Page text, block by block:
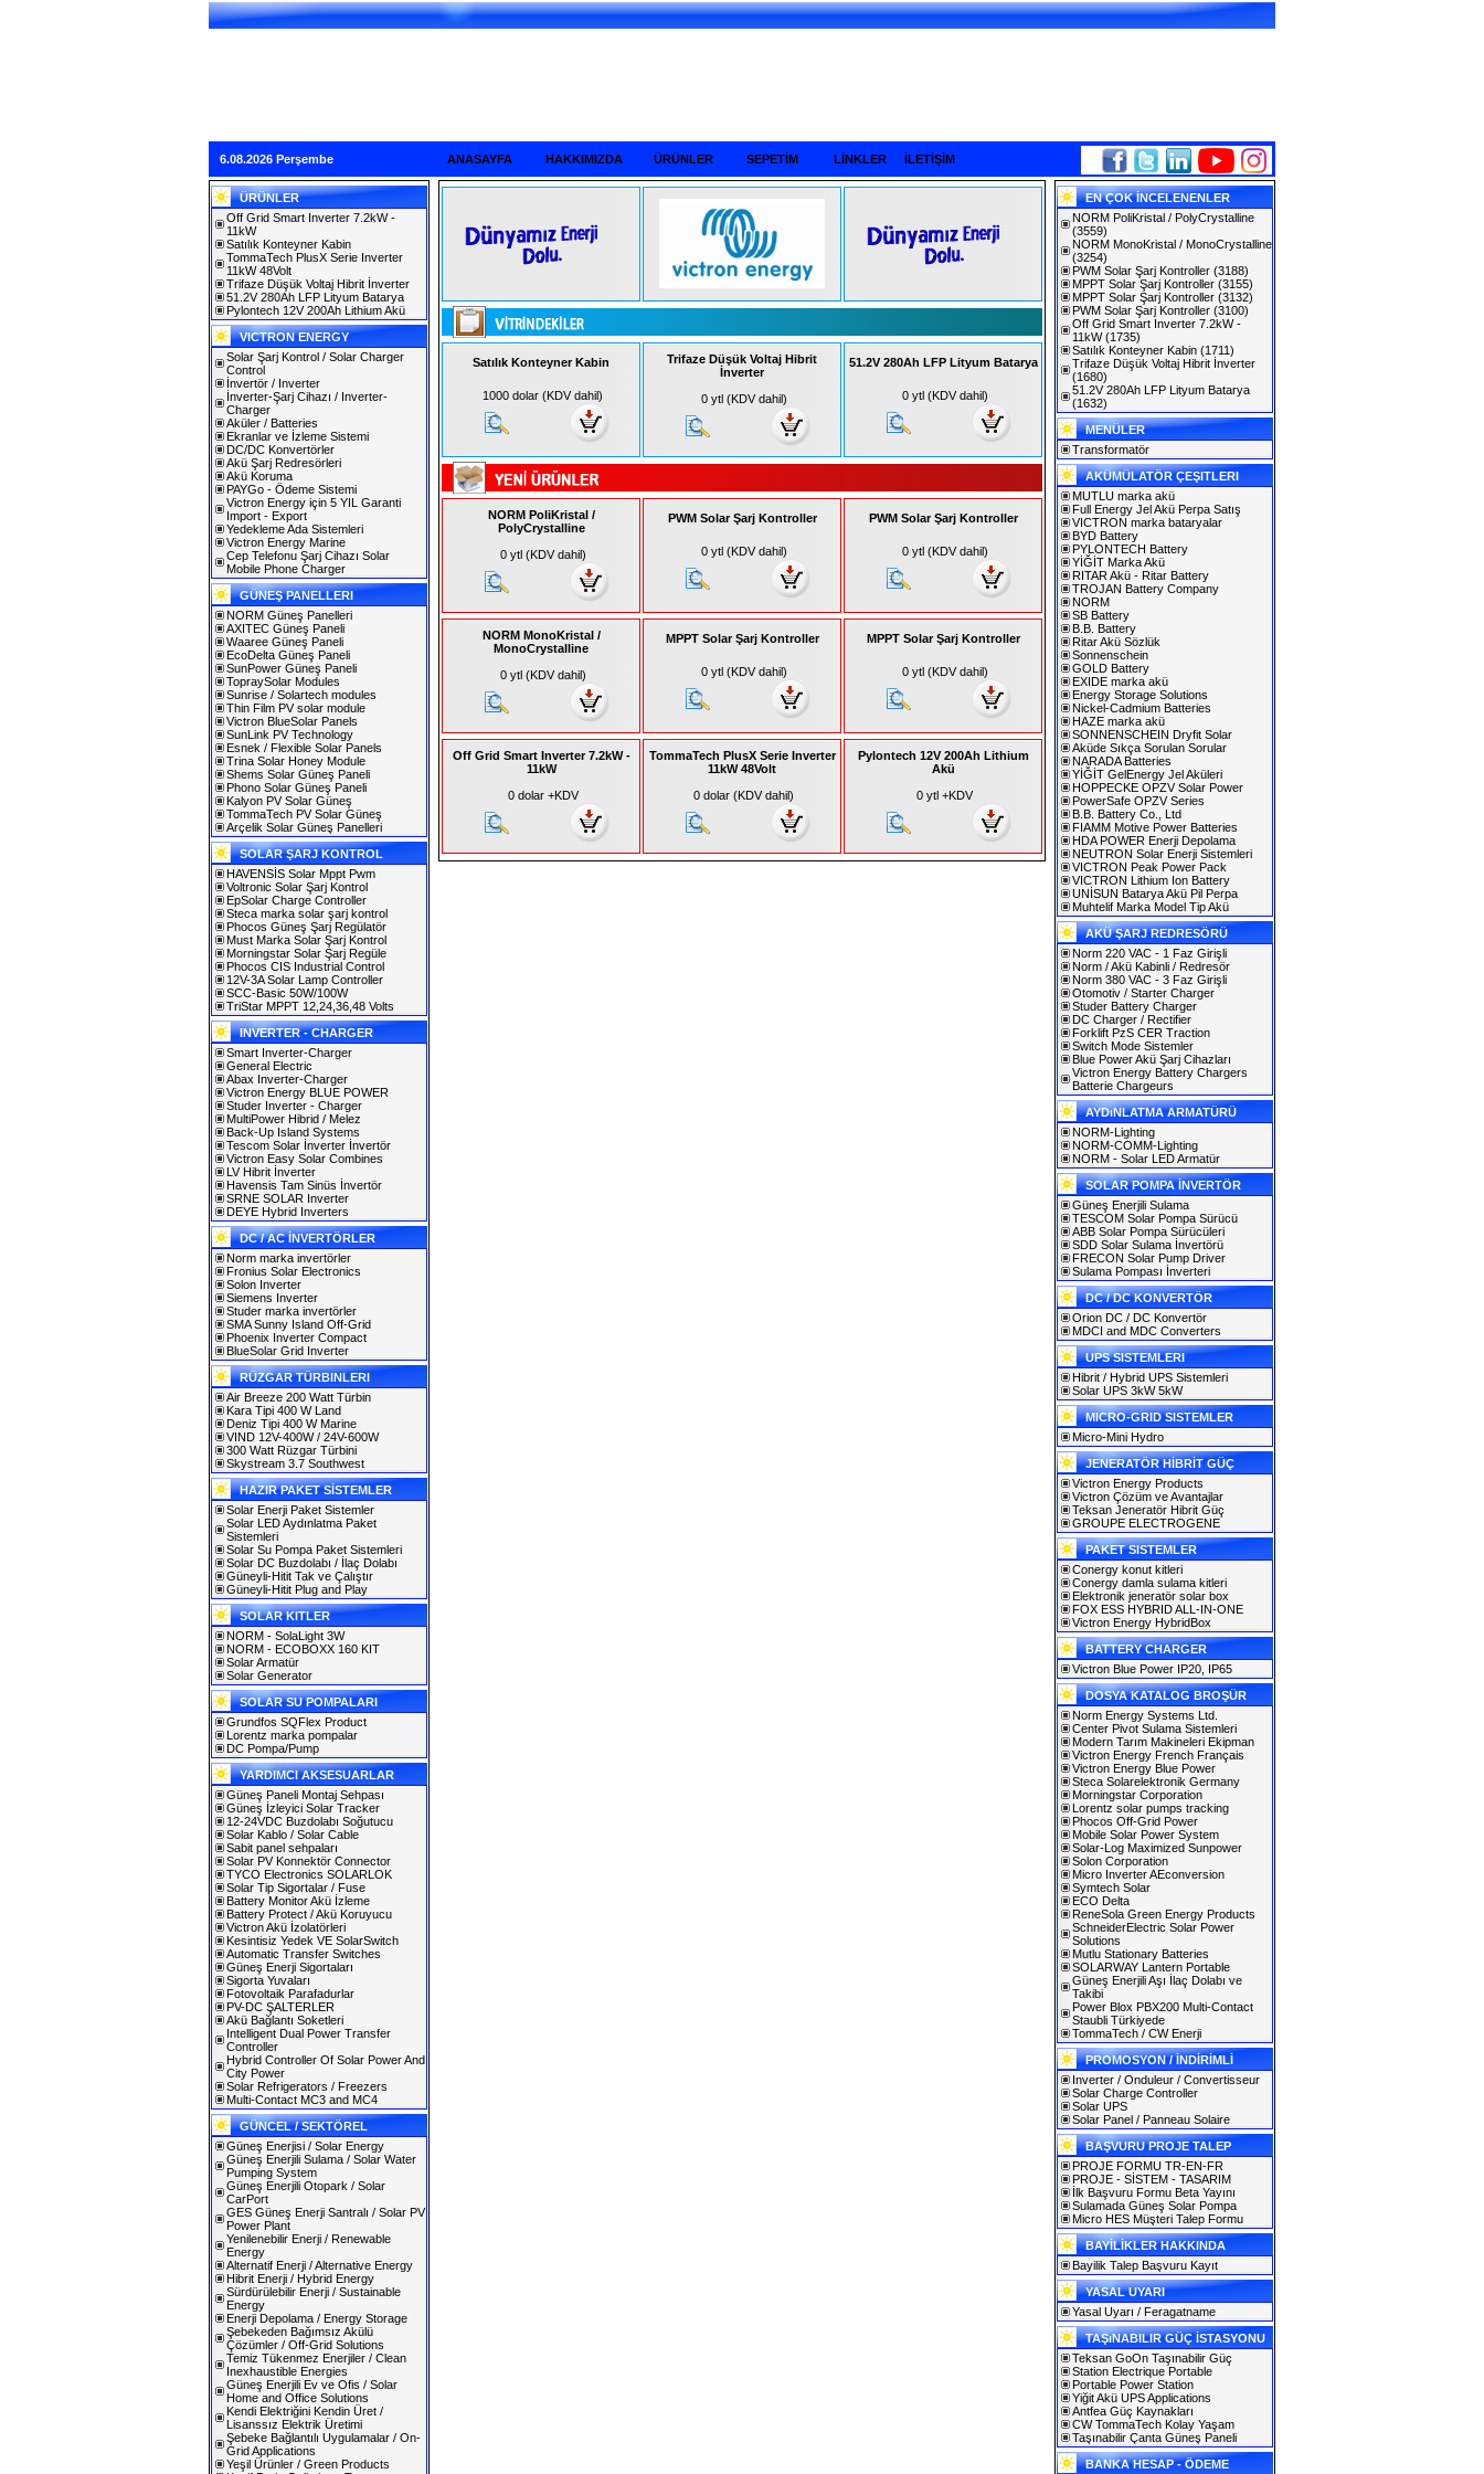
6.08.2026 Perşembe ANASAYFA HAKKIMIZDA ÜRÜNLER SEPETİM LİNKLER İLETİŞİM
ÜRÜNLER
Off Grid Smart Inverter 7.2kW -
11kW
Satılık Konteyner Kabin
TommaTech PlusX Serie Inverter
11kW 48Volt
Trifaze Düşük Voltaj Hibrit İnverter
51.2V 280Ah LFP Lityum Batarya
Pylontech 12V 200Ah Lithium Akü
VICTRON ENERGY
Solar Şarj Kontrol / Solar Charger
Control
İnvertör / Inverter
İnverter-Şarj Cihazı / Inverter-
Charger
Aküler / Batteries
Ekranlar ve İzleme Sistemi
DC/DC Konvertörler
Akü Şarj Redresörleri
Akü Koruma
PAYGo - Ödeme Sistemi
Victron Energy için 5 YIL Garanti
Import - Export
Yedekleme Ada Sistemleri
Victron Energy Marine
Cep Telefonu Şarj Cihazı Solar
Mobile Phone Charger
GÜNEŞ PANELLERI
NORM Güneş Panelleri
AXITEC Güneş Paneli
Waaree Güneş Paneli
EcoDelta Güneş Paneli
SunPower Güneş Paneli
TopraySolar Modules
Sunrise / Solartech modules
Thin Film PV solar module
Victron BlueSolar Panels
SunLink PV Technology
Esnek / Flexible Solar Panels
Trina Solar Honey Module
Shems Solar Güneş Paneli
Phono Solar Güneş Paneli
Kalyon PV Solar Güneş
TommaTech PV Solar Güneş
Arçelik Solar Güneş Panelleri
SOLAR ŞARJ KONTROL
HAVENSİS Solar Mppt Pwm
Voltronic Solar Şarj Kontrol
EpSolar Charge Controller
Steca marka solar şarj kontrol
Phocos Güneş Şarj Regülatör
Must Marka Solar Şarj Kontrol
Morningstar Solar Şarj Regüle
Phocos CIS Industrial Control
12V-3A Solar Lamp Controller
SCC-Basic 50W/100W
TriStar MPPT 12,24,36,48 Volts
INVERTER - CHARGER
Smart Inverter-Charger
General Electric
Abax Inverter-Charger
Victron Energy BLUE POWER
Studer Inverter - Charger
MultiPower Hibrid / Melez
Back-Up Island Systems
Tescom Solar İnverter İnvertör
Victron Easy Solar Combines
LV Hibrit İnverter
Havensis Tam Sinüs İnvertör
SRNE SOLAR Inverter
DEYE Hybrid Inverters
DC / AC İNVERTÖRLER
Norm marka invertörler
Fronius Solar Electronics
Solon Inverter
Siemens Inverter
Studer marka invertörler
SMA Sunny Island Off-Grid
Phoenix Inverter Compact
BlueSolar Grid Inverter
RÜZGAR TÜRBINLERI
Air Breeze 200 Watt Türbin
Kara Tipi 400 W Land
Deniz Tipi 400 W Marine
VIND 12V-400W / 24V-600W
300 Watt Rüzgar Türbini
Skystream 3.7 Southwest
HAZIR PAKET SİSTEMLER
Solar Enerji Paket Sistemler
Solar LED Aydınlatma Paket
Sistemleri
Solar Su Pompa Paket Sistemleri
Solar DC Buzdolabı / İlaç Dolabı
Güneyli-Hitit Tak ve Çalıştır
Güneyli-Hitit Plug and Play
SOLAR KITLER
NORM - SolaLight 3W
NORM - ECOBOXX 160 KIT
Solar Armatür
Solar Generator
SOLAR SU POMPALARI
Grundfos SQFlex Product
Lorentz marka pompalar
DC Pompa/Pump
YARDIMCI AKSESUARLAR
Güneş Paneli Montaj Sehpası
Güneş İzleyici Solar Tracker
12-24VDC Buzdolabı Soğutucu
Solar Kablo / Solar Cable
Sabit panel sehpaları
Solar PV Konnektör Connector
TYCO Electronics SOLARLOK
Solar Tip Sigortalar / Fuse
Battery Monitor Akü İzleme
Battery Protect / Akü Koruyucu
Victron Akü İzolatörleri
Kesintisiz Yedek VE SolarSwitch
Automatic Transfer Switches
Güneş Enerji Sigortaları
Sigorta Yuvaları
Fotovoltaik Parafadurlar
PV-DC ŞALTERLER
Akü Bağlantı Soketleri
Intelligent Dual Power Transfer
Controller
Hybrid Controller Of Solar Power And
City Power
Solar Refrigerators / Freezers
Multi-Contact MC3 and MC4
GÜNCEL / SEKTÖREL
Güneş Enerjisi / Solar Energy
Güneş Enerjili Sulama / Solar Water
Pumping System
Güneş Enerjili Otopark / Solar
CarPort
GES Güneş Enerji Santralı / Solar PV
Power Plant
Yenilenebilir Enerji / Renewable
Energy
Alternatif Enerji / Alternative Energy
Hibrit Enerji / Hybrid Energy
Sürdürülebilir Enerji / Sustainable
Energy
Enerji Depolama / Energy Storage
Şebekeden Bağımsız Akülü
Çözümler / Off-Grid Solutions
Temiz Tükenmez Enerjiler / Clean
Inexhaustible Energies
Güneş Enerjili Ev ve Ofis / Solar
Home and Office Solutions
Kendi Elektriğini Kendin Üret /
Lisanssız Elektrik Üretimi
Şebeke Bağlantılı Uygulamalar / On-
Grid Applications
Yeşil Ürünler / Green Products
Satılık Konteyner Kabin
1000 dolar (KDV dahil)
Trifaze Düşük Voltaj Hibrit
İnverter
0 ytl (KDV dahil)
51.2V 280Ah LFP Lityum Batarya
0 ytl (KDV dahil)
NORM PoliKristal /
PolyCrystalline
0 ytl (KDV dahil)
PWM Solar Şarj Kontroller
0 ytl (KDV dahil)
PWM Solar Şarj Kontroller
0 ytl (KDV dahil)
NORM MonoKristal /
MonoCrystalline
0 ytl (KDV dahil)
MPPT Solar Şarj Kontroller
0 ytl (KDV dahil)
MPPT Solar Şarj Kontroller
0 ytl (KDV dahil)
Off Grid Smart Inverter 7.2kW -
11kW
0 dolar +KDV
TommaTech PlusX Serie Inverter
11kW 48Volt
0 dolar (KDV dahil)
Pylontech 12V 200Ah Lithium
Akü
0 ytl +KDV
EN ÇOK İNCELENENLER
NORM PoliKristal / PolyCrystalline
(3559)
NORM MonoKristal / MonoCrystalline
(3254)
PWM Solar Şarj Kontroller (3188)
MPPT Solar Şarj Kontroller (3155)
MPPT Solar Şarj Kontroller (3132)
PWM Solar Şarj Kontroller (3100)
Off Grid Smart Inverter 7.2kW -
11kW(1735)
Satılık Konteyner Kabin (1711)
Trifaze Düşük Voltaj Hibrit İnverter
(1680)
51.2V 280Ah LFP Lityum Batarya
(1632)
MENÜLER
Transformatör
AKÜMÜLATÖR ÇEŞITLERI
MUTLU marka akü
Full Energy Jel Akü Perpa Satış
VICTRON marka bataryalar
BYD Battery
PYLONTECH Battery
YİĞİT Marka Akü
RITAR Akü - Ritar Battery
TROJAN Battery Company
NORM
SB Battery
B.B. Battery
Ritar Akü Sözlük
Sonnenschein
GOLD Battery
EXIDE marka akü
Energy Storage Solutions
Nickel-Cadmium Batteries
HAZE marka akü
SONNENSCHEIN Dryfit Solar
Aküde Sıkça Sorulan Sorular
NARADA Batteries
YİĞİT GelEnergy Jel Aküleri
HOPPECKE OPZV Solar Power
PowerSafe OPZV Series
B.B. Battery Co., Ltd
FIAMM Motive Power Batteries
HDA POWER Enerji Depolama
NEUTRON Solar Enerji Sistemleri
VICTRON Peak Power Pack
VICTRON Lithium Ion Battery
UNİSUN Batarya Akü Pil Perpa
Muhtelif Marka Model Tip Akü
AKÜ ŞARJ REDRESÖRÜ
Norm 220 VAC - 1 Faz Girişli
Norm / Akü Kabinli / Redresör
Norm 380 VAC - 3 Faz Girişli
Otomotiv / Starter Charger
Studer Battery Charger
DC Charger / Rectifier
Forklift PzS CER Traction
Switch Mode Sistemler
Blue Power Akü Şarj Cihazları
Victron Energy Battery Chargers
Batterie Chargeurs
AYDıNLATMA ARMATÜRÜ
NORM-Lighting
NORM-COMM-Lighting
NORM - Solar LED Armatür
SOLAR POMPA İNVERTÖR
Güneş Enerjili Sulama
TESCOM Solar Pompa Sürücü
ABB Solar Pompa Sürücüleri
SDD Solar Sulama İnvertörü
FRECON Solar Pump Driver
Sulama Pompası İnverteri
DC / DC KONVERTÖR
Orion DC / DC Konvertör
MDCI and MDC Converters
UPS SISTEMLERI
Hibrit / Hybrid UPS Sistemleri
Solar UPS 3kW 5kW
MICRO-GRID SISTEMLER
Micro-Mini Hydro
JENERATÖR HİBRİT GÜÇ
Victron Energy Products
Victron Çözüm ve Avantajlar
Teksan Jeneratör Hibrit Güç
GROUPE ELECTROGENE
PAKET SISTEMLER
Conergy konut kitleri
Conergy damla sulama kitleri
Elektronik jeneratör solar box
FOX ESS HYBRID ALL-IN-ONE
Victron Energy HybridBox
BATTERY CHARGER
Victron Blue Power IP20, IP65
DOSYA KATALOG BROŞÜR
Norm Energy Systems Ltd.
Center Pivot Sulama Sistemleri
Modern Tarım Makineleri Ekipman
Victron Energy French Français
Victron Energy Blue Power
Steca Solarelektronik Germany
Morningstar Corporation
Lorentz solar pumps tracking
Phocos Off-Grid Power
Mobile Solar Power System
Solar-Log Maximized Sunpower
Solon Corporation
Micro Inverter AEconversion
Symtech Solar
ECO Delta
ReneSola Green Energy Products
SchneiderElectric Solar Power
Solutions
Mutlu Stationary Batteries
SOLARWAY Lantern Portable
Güneş Enerjili Aşı İlaç Dolabı ve
Takibi
Power Blox PBX200 Multi-Contact
Staubli Türkiyede
TommaTech / CW Enerji
PROMOSYON / İNDİRİMLİ
Inverter / Onduleur / Convertisseur
Solar Charge Controller
Solar UPS
Solar Panel / Panneau Solaire
BAŞVURU PROJE TALEP
PROJE FORMU TR-EN-FR
PROJE - SİSTEM - TASARIM
İlk Başvuru Formu Beta Yayını
Sulamada Güneş Solar Pompa
Micro HES Müşteri Talep Formu
BAYİLİKLER HAKKINDA
Bayilik Talep Başvuru Kayıt
YASAL UYARI
Yasal Uyarı / Feragatname
TAŞıNABILIR GÜÇ İSTASYONU
Teksan GoOn Taşınabilir Güç
Station Electrique Portable
Portable Power Station
Yiğit Akü UPS Applications
Antfea Güç Kaynakları
CW TommaTech Kolay Yaşam
Taşınabilir Çanta Güneş Paneli
BANKA HESAP - ÖDEME